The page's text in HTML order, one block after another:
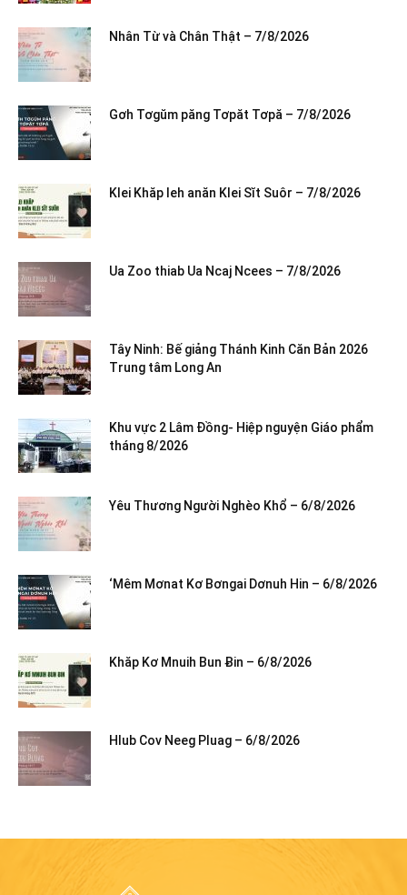
Nhân Từ và Chân Thật – 7/8/2026
Gơh Tơgŭm păng Tơpăt Tơpă – 7/8/2026
Klei Khăp leh anăn Klei Sĭt Suôr – 7/8/2026
Ua Zoo thiab Ua Ncaj Ncees – 7/8/2026
Tây Ninh: Bế giảng Thánh Kinh Căn Bản 2026
Trung tâm Long An
Khu vực 2 Lâm Đồng- Hiệp nguyện Giáo phẩm
tháng 8/2026
Yêu Thương Người Nghèo Khổ – 6/8/2026
‘Mêm Mơnat Kơ Bơngai Dơnuh Hin – 6/8/2026
Khăp Kơ Mnuih Bun Ƀin – 6/8/2026
Hlub Cov Neeg Pluag – 6/8/2026